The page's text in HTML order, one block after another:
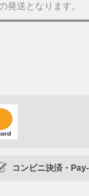
発送となります。
コンビニ決済・